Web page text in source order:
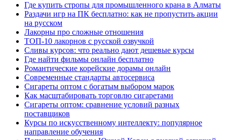
Где купить стропы для промышленного крана в Алматы
Раздачи игр на ПК бесплатно: как не пропустить акции
на русском
Лакорны про сложные отношения
ТОП-10 лакорнов с русской озвучкой
Сливы курсов: что реально дают дешевые курсы
Где найти фильмы онлайн бесплатно
Романтические корейские дорамы онлайн
Современные стандарты автосервиса
Сигареты оптом с богатым выбором марок
Как масштабировать торговлю сигаретами
Сигареты оптом: сравнение условий разных
поставщиков
Курсы по искусственному интеллекту: популярное
направление обучения